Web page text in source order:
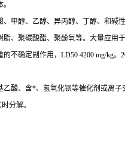
、甲醇、乙醇、异丙醇、丁醇、和碱
脂、聚碳酸酯、聚酚氧等。大量应
的不确定副作用，LD50 4200 mg/
乙酸、含*、氢氧化钡等催化剂或离
分解。